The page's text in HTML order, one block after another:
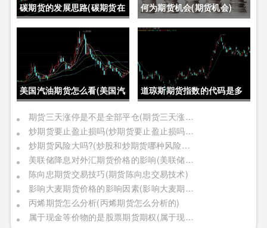
碳期货的发展思路(碳期货在
中国的发展)
何为期货机会(期货机会)
美国汽油期货怎么看(美国汽
油期货价格)
道琼斯期货指数的代码是多
少位(道琼斯期货指数的代码
是多少位的)
期货三天涨停是不是全部平仓(期货三天涨停是不是全部平仓了)
炒期货要止盈止损吗(炒期货要止盈止损吗是真的吗)
炒期货风险大吗?(炒股和炒期货哪种风险更大)
美联储降息对外汇期货价格的影响(美联储降息对外汇期货价格的影响有哪些)
陈向忠期货交易技巧(期货陈向忠交易技术)
影响大麦期货价格的影响因素(影响大麦期货价格的影响因素有哪些)
丙烯期货怎么分析(丙烯期货怎么分析的)
属于现金等价物的是股票期货期权(属于现金等价物的是股票期货期权吗)